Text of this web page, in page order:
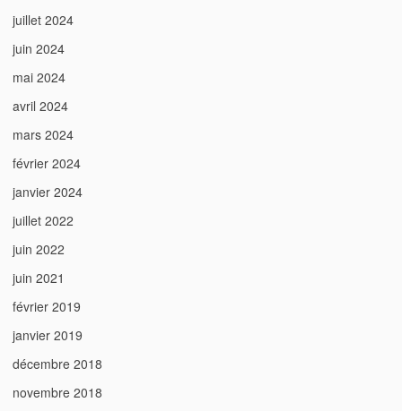
juillet 2024
juin 2024
mai 2024
avril 2024
mars 2024
février 2024
janvier 2024
juillet 2022
juin 2022
juin 2021
février 2019
janvier 2019
décembre 2018
novembre 2018